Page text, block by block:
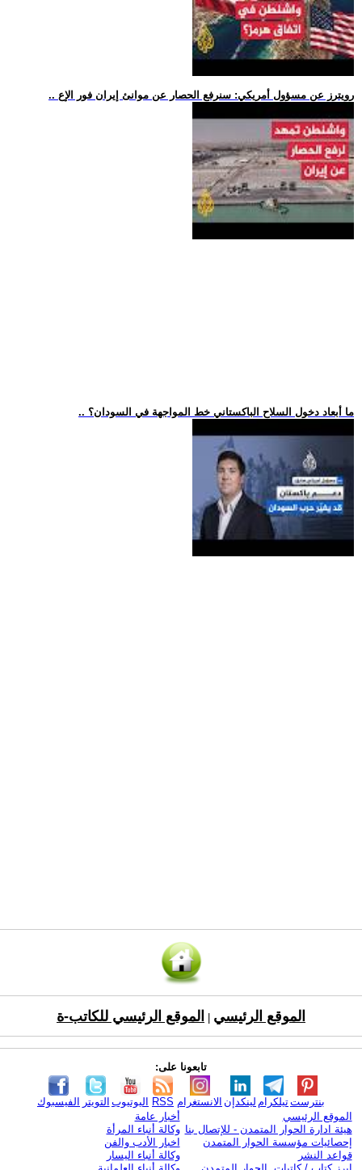
.. رويترز عن مسؤول أمريكي: سنرفع الحصار عن موانئ إيران فور الإع
.. ما أبعاد دخول السلاح الباكستاني خط المواجهة في السودان؟
الموقع الرئيسي الموقع الرئيسي للكاتب-ة
تابعونا على:
الفيسبوك التويتر اليوتيوب RSS الانستغرام لينكدإن تيلكرامبنترست
الموقع الرئيسي
هيئة ادارة الحوار المتمدن - للإتصال بنا
إحصائيات مؤسسة الحوار المتمدن
قواعد النشر
أخبار عامة
وكالة أنباء المرأة
اخبار الأدب والفن
وكالة أنباء اليسار